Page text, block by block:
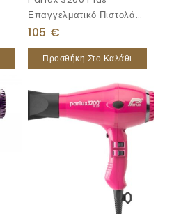
Επαγγελματικό Πιστολάκι
Μαλλιών 1900W Silver
105 €
Προσθήκη Στο Καλάθι